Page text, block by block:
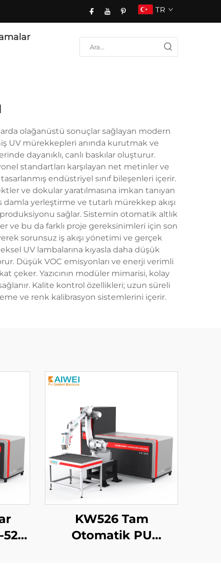
TR
olağanüstü sonuçlar sağlayan modern
UV mürekkepleri anında kurutmak ve
dayanıklı, canlı baskılar oluşturur.
standartları karşılayan net metinler ve
endüstriyel sınıf bileşenleri içerir.
ve dokular yaratılmasına imkan tanıyan
yerleştirme ve tutarlı mürekkep akışı
sağlar. Sistemin otomatik altlık
ve bu da farklı proje gereksinimleri için son
sorunsuz iş akışı yönetimi ve gerçek
UV lambalarına kıyasla daha düşük
Düşük VOC emisyonları ve enerji verimli
çeker. Yazıcının modüler mimarisi, kolay
Kalite kontrol özellikleri; uzun süreli
ve renk kalibrasyon sistemlerini içerir.
526
KW526 Tam
Otomatik PU